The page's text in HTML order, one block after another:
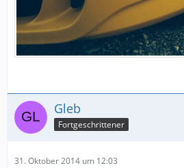
Gleb
Fortgeschrittener
31. Oktober 2014 um 12:03